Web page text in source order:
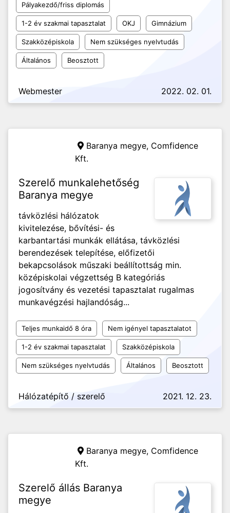
Pályakezdő/friss diplomás
1-2 év szakmai tapasztalat OKJ Gimnázium
Szakközépiskola Nem szükséges nyelvtudás
Általános Beosztott
Webmester 2022. 02. 01.
Baranya megye, Comfidence
Kft.
Szerelő munkalehetőség
Baranya megye
távközlési hálózatok
kivitelezése, bővítési- és
karbantartási munkák ellátása, távközlési
berendezések telepítése, előfizetői
bekapcsolások műszaki beállítottság min.
középiskolai végzettség B kategóriás
jogosítvány és vezetési tapasztalat rugalmas
munkavégzési hajlandóság...
Teljes munkaidő 8 óra Nem igényel tapasztalatot
1-2 év szakmai tapasztalat Szakközépiskola
Nem szükséges nyelvtudás Általános Beosztott
Hálózatépítő / szerelő 2021. 12. 23.
Baranya megye, Comfidence
Kft.
Szerelő állás Baranya
megye